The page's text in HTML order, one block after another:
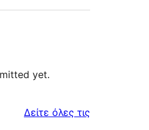
yet.
Δείτε όλες τις